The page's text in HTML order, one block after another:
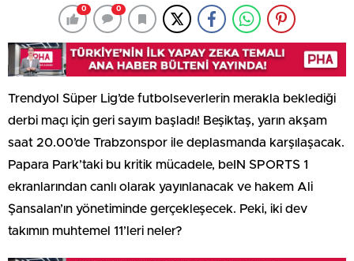
0 0
Trendyol Süper Lig’de futbolseverlerin merakla beklediği
derbi maçı için geri sayım başladı! Beşiktaş, yarın akşam
saat 20.00’de Trabzonspor ile deplasmanda karşılaşacak.
Papara Park’taki bu kritik mücadele, beIN SPORTS 1
ekranlarından canlı olarak yayınlanacak ve hakem Ali
Şansalan’ın yönetiminde gerçekleşecek. Peki, iki dev
takımın muhtemel 11’leri neler?